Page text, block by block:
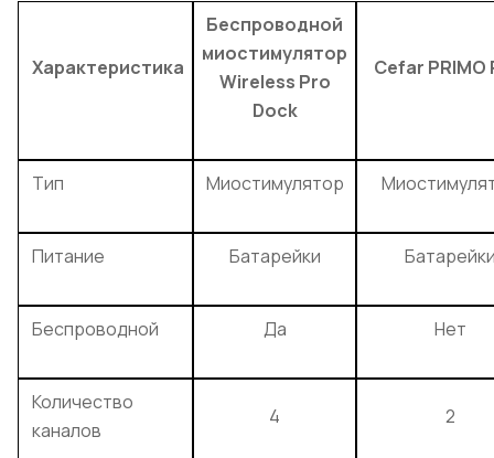
Характеристика
Беспроводной
миостимулятор
Wireless Pro
Dock
Cefar PRIMO
Тип Миостимулятор
Питание Батарейки
Беспроводной Да Нет
Количество
каналов
4 2